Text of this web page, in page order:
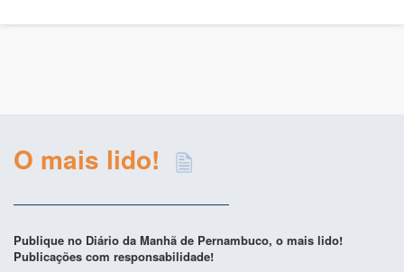
O mais lido!
Publique no Diário da Manhã de Pernambuco, o mais lido!
Publicações com responsabilidade!